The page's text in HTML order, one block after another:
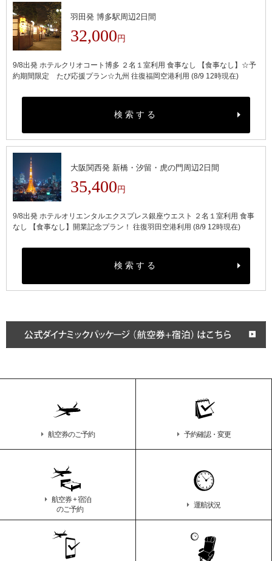
羽田発 博多駅周辺2日間
32,000 円
9/8出発 ホテルクリオコート博多 ２名１室利用 食事なし 【食事なし】☆予
約期間限定 たび応援プラン☆九州 往復福岡空港利用 (8/9 12時現在)
検索する
大阪関西発 新橋・汐留・虎の門周辺2日間
35,400 円
9/8出発 ホテルオリエンタルエクスプレス銀座ウエスト ２名１室利用 食事
なし 【食事なし】開業記念プラン！ 往復羽田空港利用 (8/9 12時現在)
検索する
航空券のご予約 予約確認・変更
航空券 + 宿泊
のご予約
運航状況